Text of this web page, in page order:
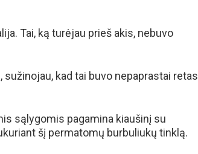
Tai, ką turėjau prieš akis, nebuvo
kad tai buvo nepaprastai retas
sąlygomis pagamina kiaušinį su
šį permatomų burbuliukų tinklą.